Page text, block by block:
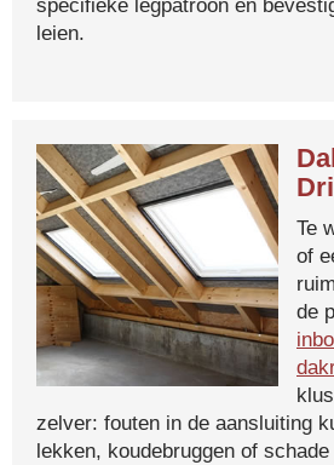
specifieke legpatroon en
leien.
Te
of
de
zelver: fouten in de aansluiting
lekken, koudebruggen of